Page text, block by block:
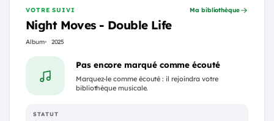
VOTRE SUIVI
Night Moves - Double Life
Album 2025
Ma bibliothèque
Pas encore marqué comme écouté
Marquez-le comme écouté : il rejoindra votre
bibliothèque musicale.
STATUT